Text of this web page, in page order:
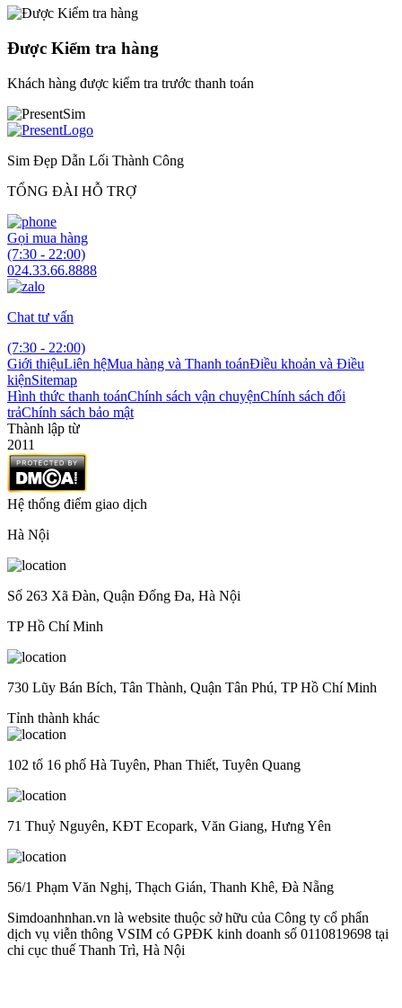
Được Kiểm tra hàng
Khách hàng được kiểm tra trước thanh toán
Sim Đẹp Dẫn Lối Thành Công
TỔNG ĐÀI HỖ TRỢ
Gọi mua hàng
(7:30 - 22:00)
024.33.66.8888
Chat tư vấn
(7:30 - 22:00)
Giới thiệuLiên hệMua hàng và Thanh toánĐiều khoản và Điều
kiệnSitemap
Hình thức thanh toánChính sách vận chuyệnChính sách đổi
trảChính sách bảo mật
Thành lập từ
2011
Hệ thống điểm giao dịch
Hà Nội
Số 263 Xã Đàn, Quận Đống Đa, Hà Nội
TP Hồ Chí Minh
730 Lũy Bán Bích, Tân Thành, Quận Tân Phú, TP Hồ Chí Minh
Tỉnh thành khác
102 tổ 16 phố Hà Tuyên, Phan Thiết, Tuyên Quang
71 Thuỷ Nguyên, KĐT Ecopark, Văn Giang, Hưng Yên
56/1 Phạm Văn Nghị, Thạch Gián, Thanh Khê, Đà Nẵng
Simdoanhnhan.vn là website thuộc sở hữu của Công ty cổ phẩn
dịch vụ viễn thông VSIM có GPĐK kinh doanh số 0110819698 tại
chi cục thuế Thanh Trì, Hà Nội